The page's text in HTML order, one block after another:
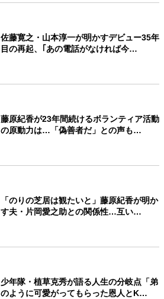
佐藤寛之・山本淳一が明かすデビュー35年
目の再起、｢あの電話がなければ今…
藤原紀香が23年間続けるボランティア活動
の原動力は…「偽善者だ」との声も…
「のりの芝居は観たいと」藤原紀香が明か
す夫・片岡愛之助との関係性…互い…
少年隊・植草克秀が語る人生の分岐点「弟
のように可愛がってもらった恩人とK…